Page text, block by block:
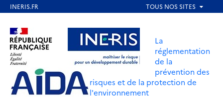
contenu
principal
Aller au contenu Aller au menu
Aller au pied de page
La
réglementation
de la
prévention des
risques et de la protection de
l'environnement